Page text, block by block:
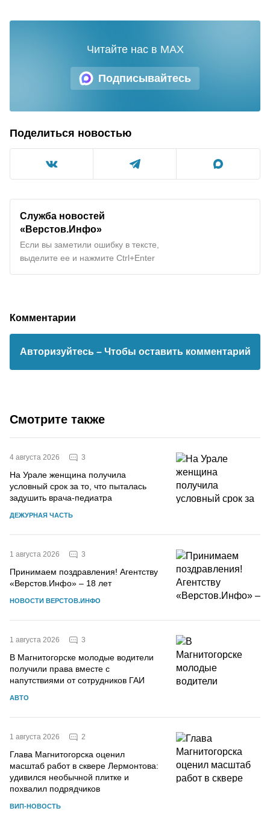
Подписывайтесь
Читайте нас в MAX
Поделиться новостью
Служба новостей
«Верстов.Инфо»
Если вы заметили ошибку в тексте,
выделите ее и нажмите Ctrl+Enter
Комментарии
Авторизуйтесь – Чтобы оставить комментарий
Смотрите также
4 августа 2026 3
На Урале женщина получила
условный срок за то, что пыталась
задушить врача-педиатра
ДЕЖУРНАЯ ЧАСТЬ
1 августа 2026 3
Принимаем поздравления! Агентству
«Верстов.Инфо» – 18 лет
НОВОСТИ ВЕРСТОВ.ИНФО
1 августа 2026 3
В Магнитогорске молодые водители
получили права вместе с
напутствиями от сотрудников ГАИ
АВТО
1 августа 2026 2
Глава Магнитогорска оценил
масштаб работ в сквере Лермонтова:
удивился необычной плитке и
похвалил подрядчиков
ВИП-НОВОСТЬ